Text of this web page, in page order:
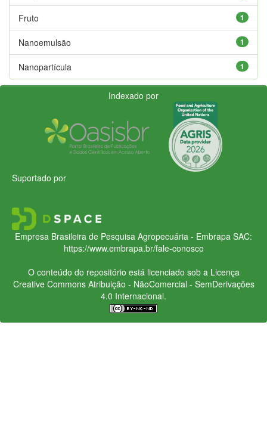
1
Fruto
1
Nanoemulsão
1
Nanopartícula
Indexado por
Suportado por
Empresa Brasileira de Pesquisa Agropecuária - Embrapa SAC:
https://www.embrapa.br/fale-conosco
O conteúdo do repositório está licenciado sob a Licença
Creative CommonsAtribuição - NãoComercial - SemDerivações
4.0 Internacional.